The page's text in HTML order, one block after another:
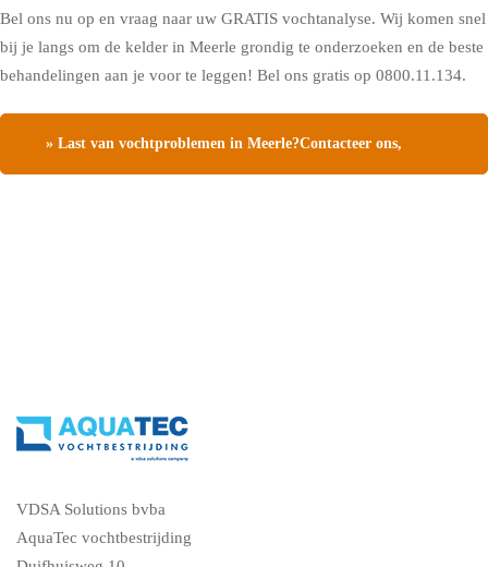
Bel ons nu op en vraag naar uw GRATIS vochtanalyse. Wij komen snel
bij je langs om de kelder in Meerle grondig te onderzoeken en de beste
behandelingen aan je voor te leggen! Bel ons gratis op 0800.11.134.
» Last van vochtproblemen in Meerle?Contacteer ons,
VDSA Solutions bvba
AquaTec vochtbestrijding